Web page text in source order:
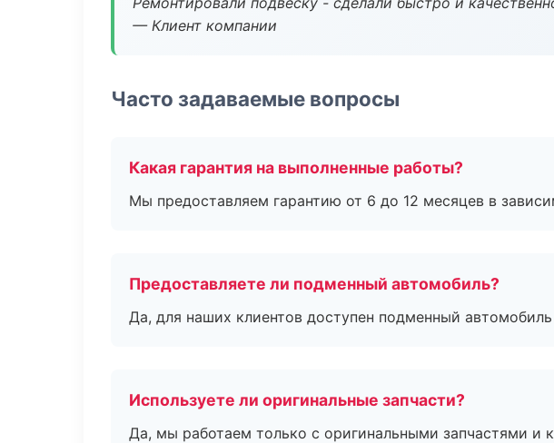
— Клиент компании
Часто задаваемые вопросы
Какая гарантия на выполненные работы?
Мы предоставляем гарантию от 6 до 12 месяцев в
Предоставляете ли подменный автомобиль?
Да, для наших клиентов доступен подменный
Используете ли оригинальные запчасти?
Да, мы работаем только с оригинальными запчастями и